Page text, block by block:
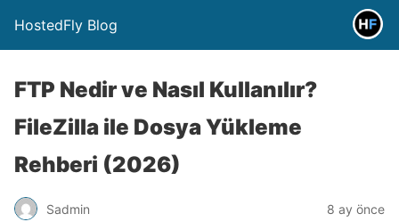
HostedFly Blog
FTP Nedir ve Nasıl Kullanılır?
FileZilla ile Dosya Yükleme
Rehberi (2026)
Sadmin 8 ay önce